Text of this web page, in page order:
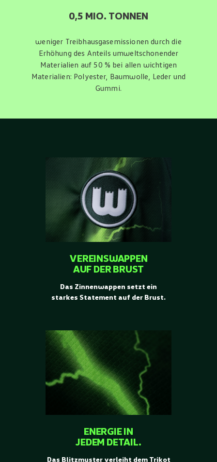
0,5 MIO. TONNEN
weniger Treibhausgasemissionen durch die
Erhöhung des Anteils umweltschonender
Materialien auf 50 % bei allen wichtigen
Materialien: Polyester, Baumwolle, Leder und
Gummi.
VEREINSWAPPEN
AUF DER BRUST
Das Zinnenwappen setzt ein
starkes Statement auf der Brust.
ENERGIE IN
JEDEM DETAIL.
Das Blitzmuster verleiht dem Trikot